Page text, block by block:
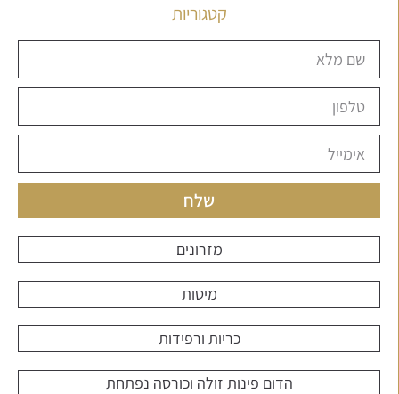
קטגוריות
שלח
מזרונים
מיטות
כריות ורפידות
הדום פינות זולה וכורסה נפתחת